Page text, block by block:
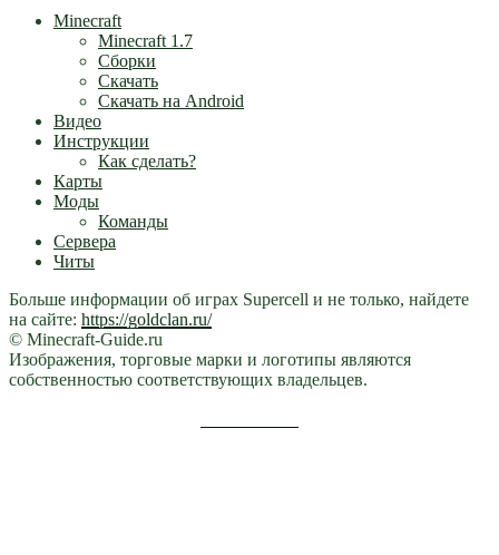
Minecraft
Minecraft 1.7
Сборки
Скачать
Скачать на Android
Видео
Инструкции
Как сделать?
Карты
Моды
Команды
Сервера
Читы
Больше информации об играх Supercell и не только, найдете
на сайте: https://goldclan.ru/
© Minecraft-Guide.ru
Изображения, торговые марки и логотипы являются
собственностью соответствующих владельцев.